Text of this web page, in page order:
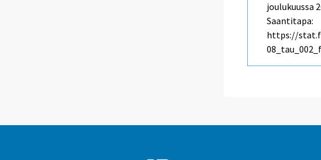
joulukuussa
Saantitapa:
https://